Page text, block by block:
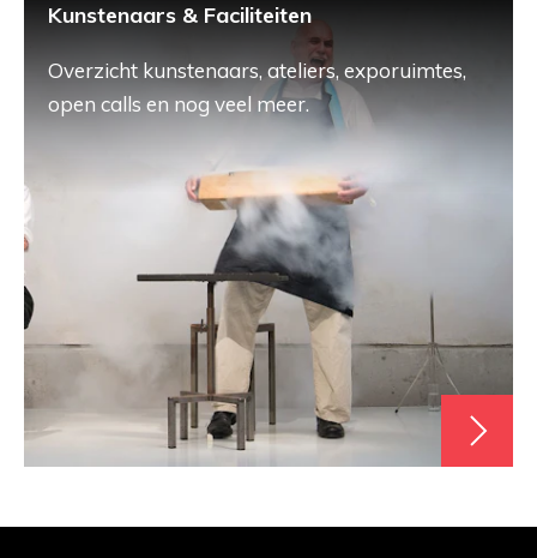
Kunstenaars & Faciliteiten
Overzicht kunstenaars, ateliers, exporuimtes,
open calls en nog veel meer.